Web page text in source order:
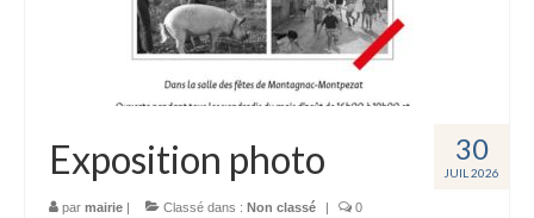
30
JUIL 2026
Exposition photo
par mairie | Classé dans : Non classé | 0